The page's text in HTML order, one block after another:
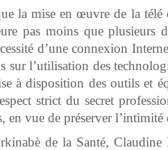
la mise en œuvre de la télé
pas moins que plusieurs
d’une connexion
sur l’utilisation des
à disposition des outils et
strict du secret
en vue de préserver l’intimité
de la Santé,